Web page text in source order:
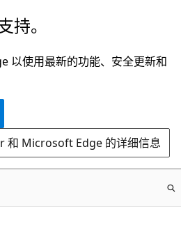
持。
以使用最新的功能、安全更新和
和 Microsoft Edge 的详细信息